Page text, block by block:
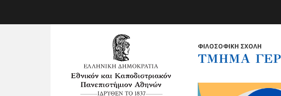
ΦΙΛΟΣΟΦΙΚΗ ΣΧΟΛΗ
ΤΜΗΜΑ